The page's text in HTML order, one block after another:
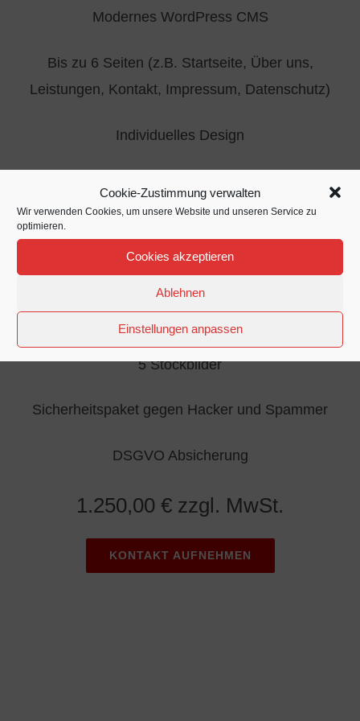
Cookie-Zustimmung verwalten
Wir verwenden Cookies, um unsere Website und unseren Service zu
optimieren.
Cookies akzeptieren
Ablehnen
Einstellungen anpassen
Modernes WordPress CMS
Bis zu 6 Seiten (z.B. Startseite, Über uns,
Leistungen, Kontakt, Impressum, Datenschutz)
Individuelles Design
Social Media Verlinkungen
5 Stockbilder
Sicherheitspaket gegen Hacker und Spammer
DSGVO Absicherung
1.250,00 € zzgl. MwSt.
KONTAKT AUFNEHMEN